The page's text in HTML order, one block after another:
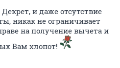
и даже отсутствие
никак не ограничивает
на получение вычета и
Вам хлопот!